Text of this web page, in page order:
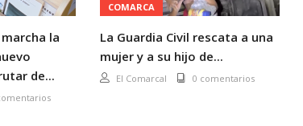
la
de...
COMARCA
La Guardia Civil rescata a una
mujer y a su hijo de...
El Comarcal 0 comentarios